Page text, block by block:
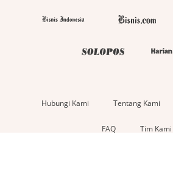
Hubungi Kami Tentang Kami
FAQ Tim Kami